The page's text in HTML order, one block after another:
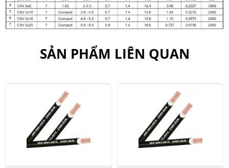
SẢN PHẨM LIÊN QUAN